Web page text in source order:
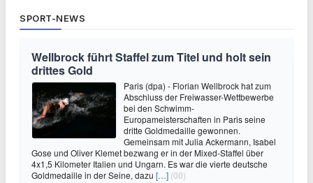
SPORT-NEWS
Wellbrock führt Staffel zum Titel und holt sein
drittes Gold
Paris (dpa) - Florian Wellbrock hat zum
Abschluss der Freiwasser-Wettbewerbe
bei den Schwimm-
Europameisterschaften in Paris seine
dritte Goldmedaille gewonnen.
Gemeinsam mit Julia Ackermann, Isabel
Gose und Oliver Klemet bezwang er in der Mixed-Staffel über
4x1,5 Kilometer Italien und Ungarn. Es war die vierte deutsche
Goldmedaille in der Seine, dazu […] (00)